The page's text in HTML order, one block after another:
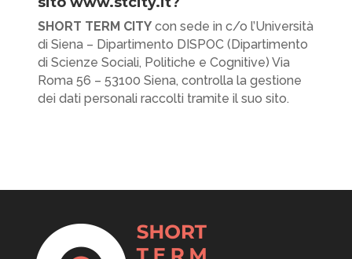
SHORT TERM CITYcon sede in c/o l’Università
di Siena – Dipartimento DISPOC (Dipartimento
di Scienze Sociali, Politiche e Cognitive) Via
Roma 56 – 53100 Siena, controlla la gestione
dei dati personali raccolti tramite il suo sito.